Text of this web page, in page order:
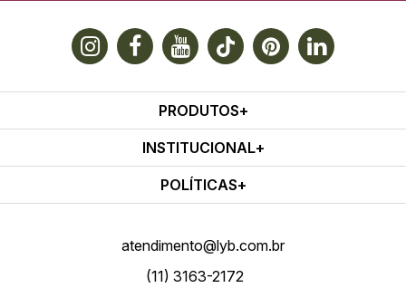
PRODUTOS
INSTITUCIONAL
POLÍTICAS
atendimento@lyb.com.br
(11) 3163-2172